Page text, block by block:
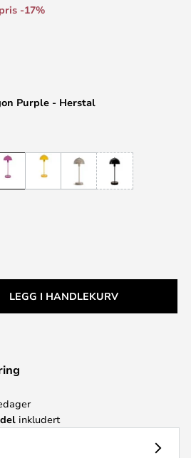
Purple - Herstal
-17%
LEGG I HANDLEKURV
inkludert